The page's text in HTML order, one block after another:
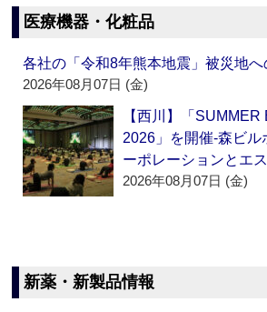
医療機器・化粧品
各社の「令和8年熊本地震」被災地へ
2026年08月07日 (金)
【西川】「
2026」を開催‐森ビ
ーポレーションとエ
2026年08月07日 (金)
新薬・新製品情報